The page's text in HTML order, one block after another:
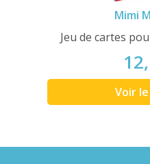
Mimi
Jeu de cartes
Voir